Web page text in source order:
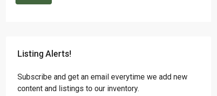
Listing Alerts!
Subscribe and get an email everytime we add new
content and listings to our inventory.